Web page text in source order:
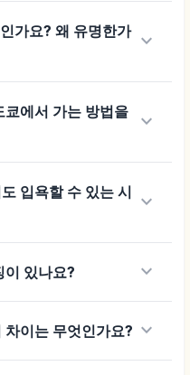
가요? 왜 유명한가 keyboard_arrow_down
에서 가는 방법을
keyboard_arrow_down
입욕할 수 있는 시 keyboard_arrow_down
이 있나요? keyboard_arrow_down
이는 무엇인가요? keyboard_arrow_down